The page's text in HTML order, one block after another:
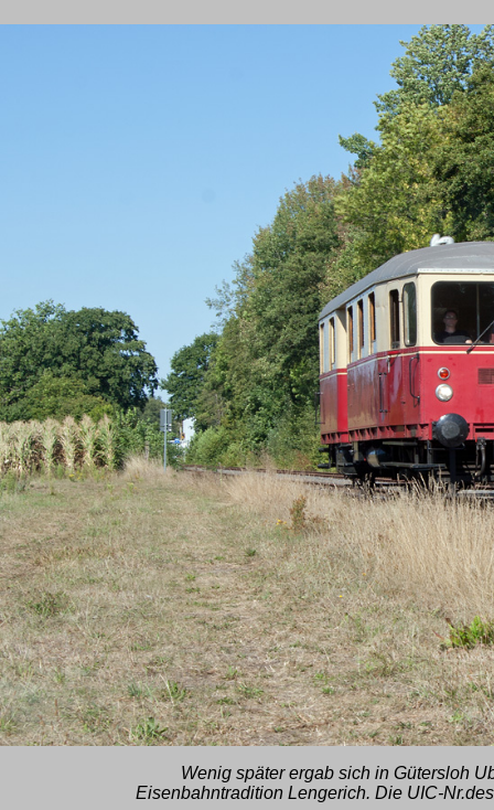
Wenig später ergab sich in Gütersloh
Eisenbahntradition Lengerich. Die UIC-